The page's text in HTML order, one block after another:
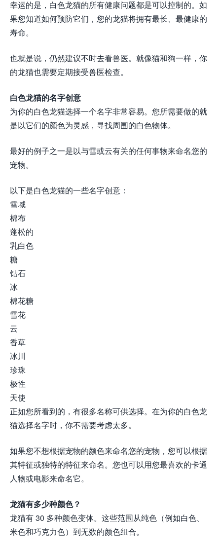
幸运的是，白色龙猫的所有健康问题都是可以控制的。如
果您知道如何预防它们，您的龙猫将拥有最长、最健康的
寿命。
也就是说，仍然建议不时去看兽医。就像猫和狗一样，你
的龙猫也需要定期接受兽医检查。
白色龙猫的名字创意
为你的白色龙猫选择一个名字非常容易。您所需要做的就
是以它们的颜色为灵感，寻找周围的白色物体。
最好的例子之一是以与雪或云有关的任何事物来命名您的
宠物。
以下是白色龙猫的一些名字创意：
雪域
棉布
蓬松的
乳白色
糖
钻石
冰
棉花糖
雪花
云
香草
冰川
珍珠
极性
天使
正如您所看到的，有很多名称可供选择。在为你的白色龙
猫选择名字时，你不需要考虑太多。
如果您不想根据宠物的颜色来命名您的宠物，您可以根据
其特征或独特的特征来命名。您也可以用您最喜欢的卡通
人物或电影来命名它。
龙猫有多少种颜色？
龙猫有 30 多种颜色变体。这些范围从纯色（例如白色、
米色和巧克力色）到无数的颜色组合。